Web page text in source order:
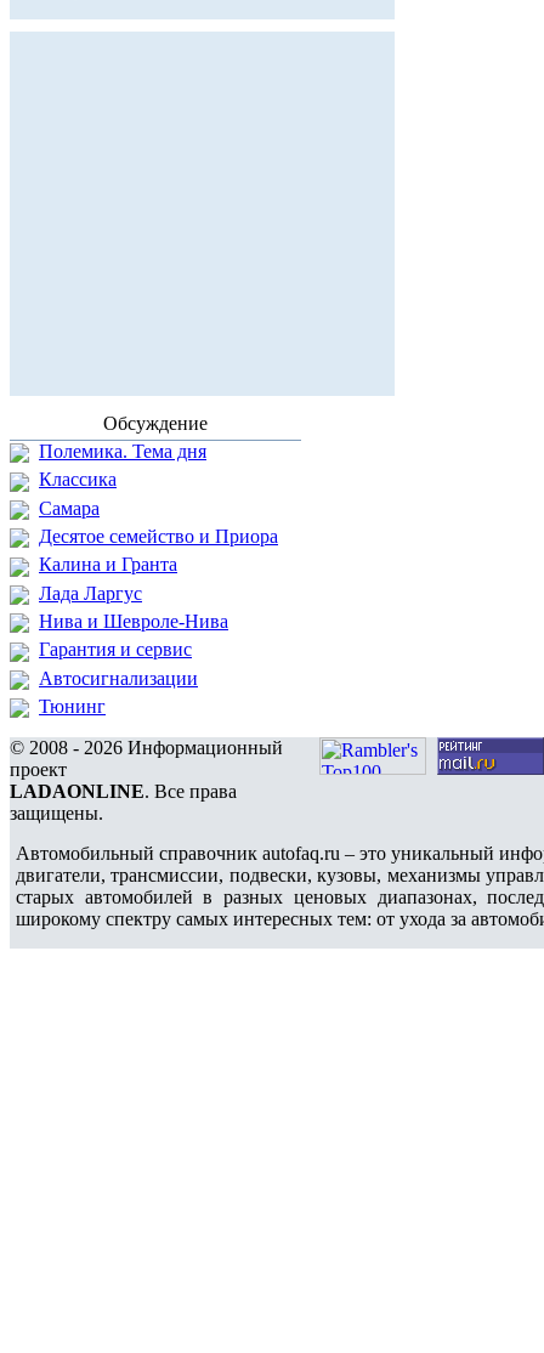
Обсуждение
Полемика. Тема дня
Классика
Самара
Десятое семейство и Приора
Калина и Гранта
Лада Ларгус
Нива и Шевроле-Нива
Гарантия и сервис
Автосигнализации
Тюнинг
© 2008 - 2026 Информационный
проект
LADAONLINE. Все права
защищены.
Автомобильный справочник autofaq.ru – это уникальный
двигатели, трансмиссии, подвески, кузовы, механизмы
старых автомобилей в разных ценовых диапазонах,
широкому спектру самых интересных тем: от ухода за